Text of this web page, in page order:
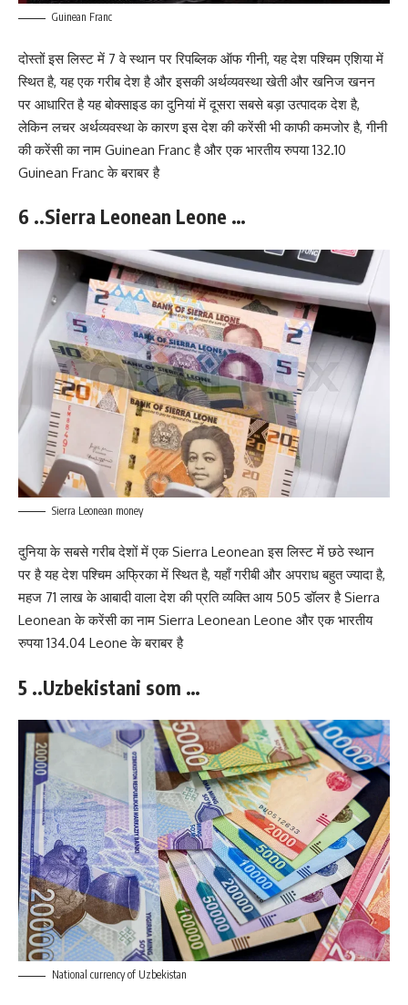
Guinean Franc
दोस्तों इस लिस्ट में 7 वे स्थान पर रिपब्लिक ऑफ गीनी, यह देश पश्चिम एशिया में
स्थित है, यह एक गरीब देश है और इसकी अर्थव्यवस्था खेती और खनिज खनन
पर आधारित है यह बोक्साइड का दुनियां में दूसरा सबसे बड़ा उत्पादक देश है,
लेकिन लचर अर्थव्यवस्था के कारण इस देश की करेंसी भी काफी कमजोर है, गीनी
की करेंसी का नाम Guinean Franc है और एक भारतीय रुपया 132.10
Guinean Franc के बराबर है
6 ..Sierra Leonean Leone …
Sierra Leonean money
दुनिया के सबसे गरीब देशों में एक Sierra Leonean इस लिस्ट में छठे स्थान
पर है यह देश पश्चिम अफ्रिका में स्थित है, यहाँ गरीबी और अपराध बहुत ज्यादा है,
महज 71 लाख के आबादी वाला देश की प्रति व्यक्ति आय 505 डॉलर है Sierra
Leonean के करेंसी का नाम Sierra Leonean Leone और एक भारतीय
रुपया 134.04 Leone के बराबर है
5 ..Uzbekistani som …
National currency of Uzbekistan